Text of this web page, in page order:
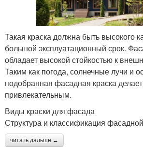
Такая краска должна быть высокого
большой эксплуатационный срок.
обладает высокой стойкостью к
Таким как погода, солнечные лучи и
подобранная фасадная краска
привлекательным.
Виды краски для фасада
Структура и классификация
читать дальше →